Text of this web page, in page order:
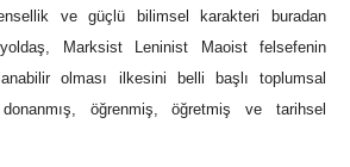
ve güçlü bilimsel karakteri buradan
Marksist Leninist Maoist felsefenin
olması ilkesini belli başlı toplumsal
öğrenmiş, öğretmiş ve tarihsel